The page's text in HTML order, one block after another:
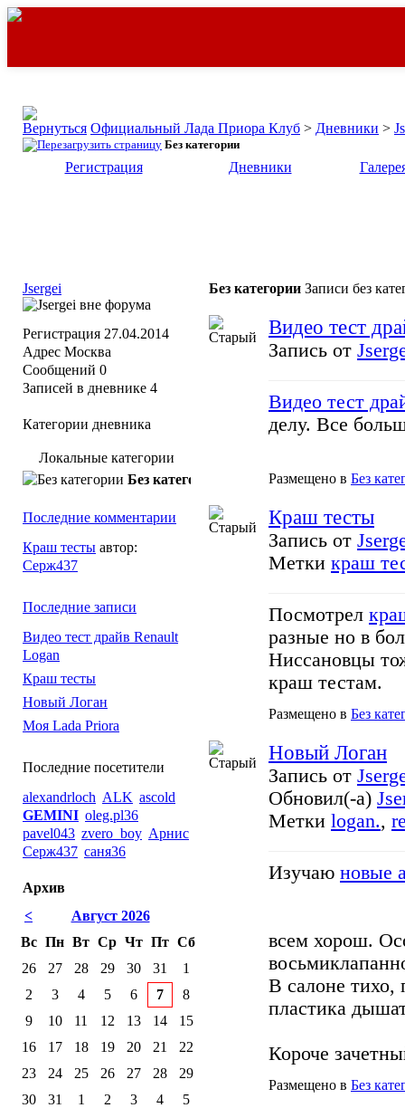
Официальный Лада Приора Клуб > Дневники >
Без категории
Регистрация Дневники
Без категории Записи без
Видео тест
Запись от
Видео тест
делу. Все
Размещено в Без
Краш тесты
Запись от
Метки краш
Посмотрел
разные но в
Ниссановцы
краш тестам.
Размещено в Без
Новый Логан
Запись от
Обновил(-а)
Метки logan.,
Изучаю новые
всем хорош.
В салоне тихо,
пластика
Короче
Размещено в Без
Jsergei
Регистрация 27.04.2014
Адрес Москва
Сообщений 0
Записей в дневнике 4
Категории дневника
Локальные категории
Без категории
Последние комментарии
Краш тесты автор:
Серж437
Последние записи
Видео тест драйв Renault
Logan
Краш тесты
Новый Логан
Моя Lada Priora
Последние посетители
alexandrloch ALK ascold
GEMINI oleg.pl36
pavel043 zvero_boy Арнис
Серж437 саня36
Архив
<
Август 2026
Вс Пн Вт Ср Чт Пт Сб
26
27 28 29 30 31
1
2
3 4 5 6 7
8
9
10 11 12 13 14
15
16
17 18 19 20 21
22
23
24 25 26 27 28
29
30
31 1 2 3 4 5